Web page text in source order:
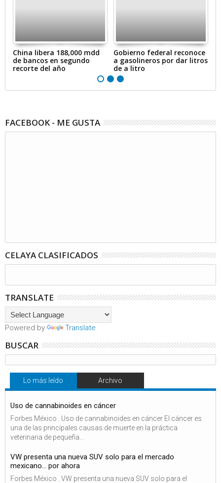
China libera 188,000 mdd
de bancos en segundo
recorte del año
Gobierno federal reconoce
a gasolineros por dar litros
de a litro
FACEBOOK - ME GUSTA
CELAYA CLASIFICADOS
TRANSLATE
Powered by Translate
BUSCAR
Lo más leído Archivo
Uso de cannabinoides en cáncer
Forbes México . Uso de cannabinoides en cáncer El cáncer es
una de las principales causas de muerte en la práctica
veterinaria de pequeña...
VW presenta una nueva SUV solo para el mercado
mexicano… por ahora
Forbes México . VW presenta una nueva SUV solo para el